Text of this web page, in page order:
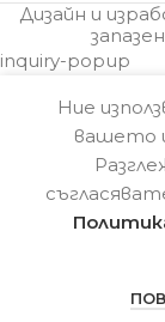
Дизайн и
inquiry-popup
Ние
вашето